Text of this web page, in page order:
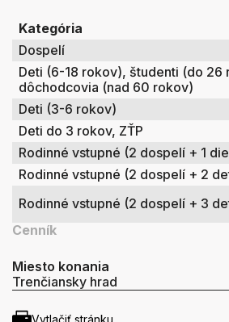
Cenník
Kategória
Dospelí
Deti (6-18 rokov), študenti (do 26
dôchodcovia (nad 60 rokov)
Deti (3-6 rokov)
Deti do 3 rokov, ZŤP
Rodinné vstupné (2 dospelí + 1
Rodinné vstupné (2 dospelí + 2
Rodinné vstupné (2 dospelí + 3
Miesto konania
Trenčiansky hrad
Vytlačiť stránku